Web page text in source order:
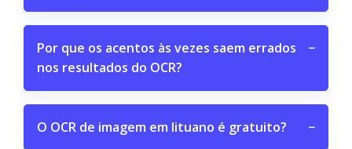
Por que os acentos às vezes saem errados
nos resultados do OCR?
−
O OCR de imagem em lituano é gratuito? −